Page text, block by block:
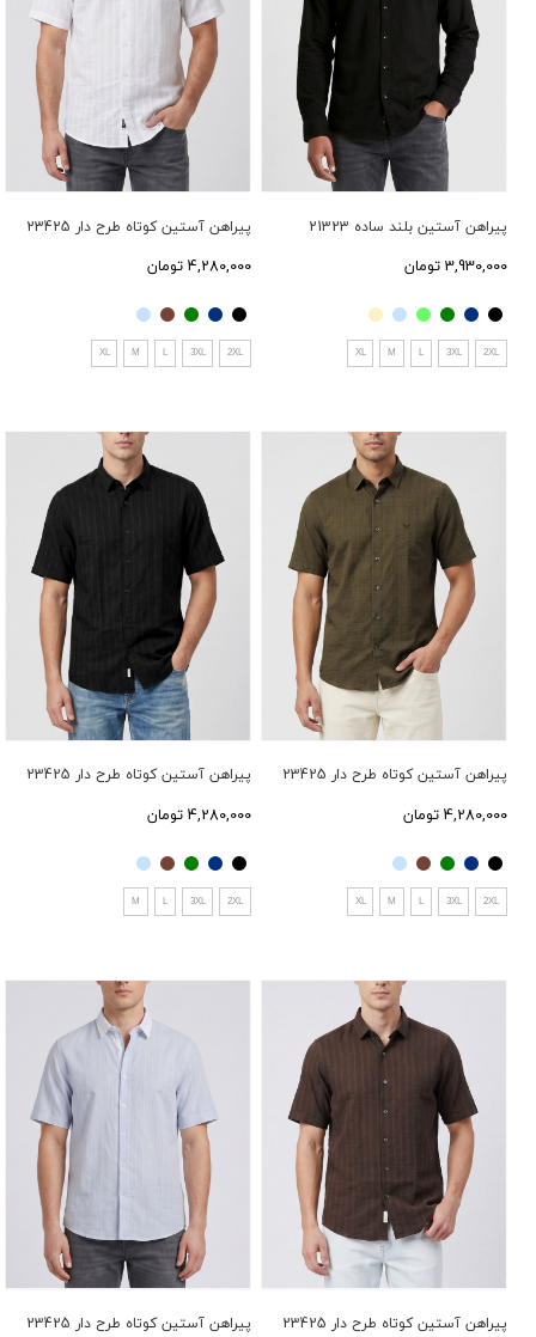
پیراهن آستین بلند ساده 21323
3,930,000 تومان
2XL
3XL
L
M
XL
پیراهن آستین کوتاه طرح دار 23425
4,280,000 تومان
2XL
3XL
L
M
XL
پیراهن آستین کوتاه طرح دار 23425
4,280,000 تومان
2XL
3XL
L
M
XL
پیراهن آستین کوتاه طرح دار 23425
4,280,000 تومان
2XL
3XL
L
M
پیراهن آستین کوتاه طرح دار 23425 پیراهن آستین کوتاه طرح دار 23425